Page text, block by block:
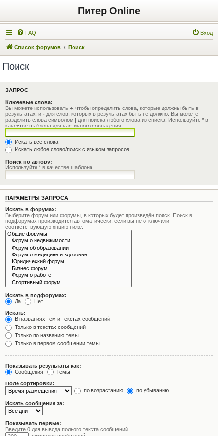
Питер Online
FAQ Вход
Список форумов Поиск
Поиск
ЗАПРОС
Ключевые слова:
Вы можете использовать + , чтобы определить слова, которые должны быть в
результатах, и - для слов, которых в результатах быть не должно. Вы можете
разделить слова символом | для поиска любого слова из списка. Используйте * в
качестве шаблона для частичного совпадения.
Искать все слова
Искать любое слово/поиск с языком запросов
Поиск по автору:
Используйте * в качестве шаблона.
ПАРАМЕТРЫ ЗАПРОСА
Искать в форумах:
Выберите форум или форумы, в которых будет произведён поиск. Поиск в
подфорумах производится автоматически, если вы не отключили
соответствующую опцию ниже.
Искать в подфорумах:
Да
Нет
Искать:
В названиях тем и текстах сообщений
Только в текстах сообщений
Только по названию темы
Только в первом сообщении темы
Показывать результаты как:
Сообщения
Темы
Поле сортировки:
по возрастанию
по убыванию
Искать сообщения за:
Показывать первые:
Введите 0 для вывода полного текста сообщений.